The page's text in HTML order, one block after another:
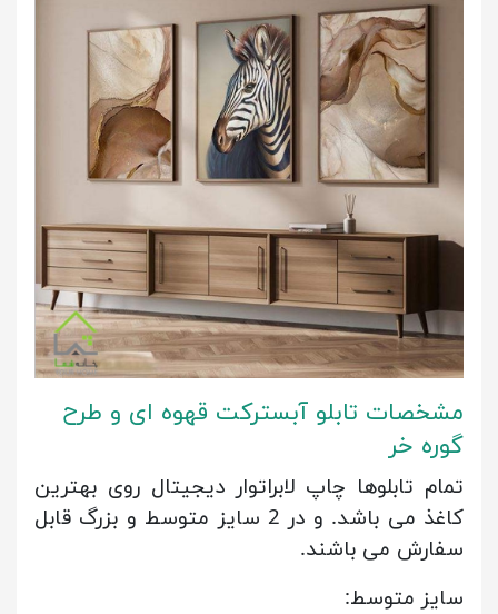
مشخصات تابلو آبسترکت قهوه ای و طرح
گوره خر
تمام تابلوها چاپ لابراتوار دیجیتال روی بهترین
کاغذ می باشد. و در 2 سایز متوسط و بزرگ قابل
سفارش می باشند.
سایز متوسط: